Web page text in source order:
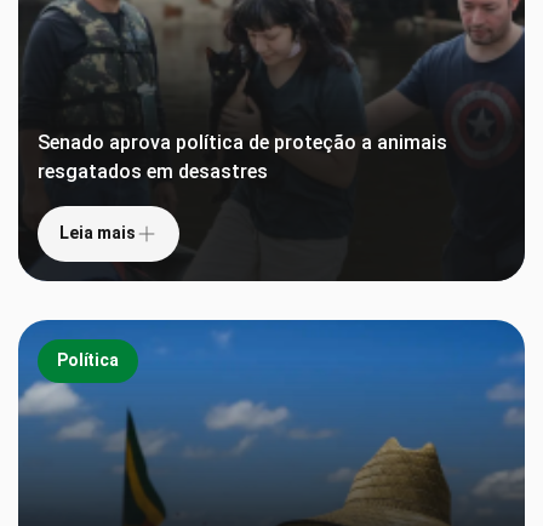
Senado aprova política de proteção a animais
resgatados em desastres
Leia mais
Política